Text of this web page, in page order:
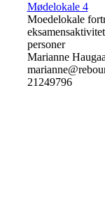
Mødelokale 4
Moedelokale
personer
Marianne
21249796